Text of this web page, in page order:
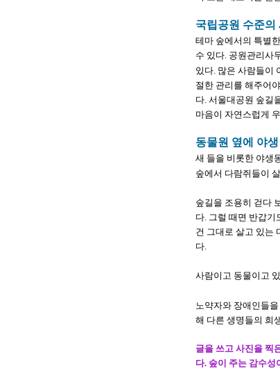
국립공원 수준의
테마 숲에서의 특별
수 있다. 공원관리사
있다. 많은 사람들이
절한 관리를 해주어
다. 서울대공원 숲길
마음이 자연스럽게
동물원 옆에 야
새 들을 비롯한 야생
숲에서 다람쥐들이
숲길을 조용히 걷다
다. 그럴 때면 반갑기
건 그대로 살고 있는
다.
사람이고 동물이고
노약자와 장애인들
해 다른 생명들의 희
글을 쓰고 사진을 찍
다. 숲이 주는 감수